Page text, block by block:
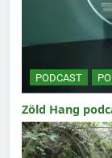
PODCAST
Zöld Hang